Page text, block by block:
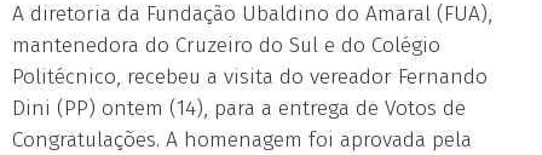
A diretoria da Fundação Ubaldino do Amaral (FUA),
mantenedora do Cruzeiro do Sul e do Colégio
Politécnico, recebeu a visita do vereador Fernando
Dini (PP) ontem (14), para a entrega de Votos de
Congratulações. A homenagem foi aprovada pela